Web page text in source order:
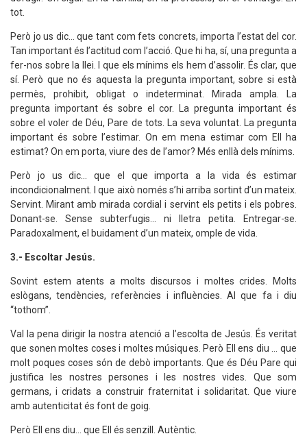
tot.
Però jo us dic... que tant com fets concrets, importa l’estat del cor.
Tan important és l’actitud com l’acció. Que hi ha, sí, una pregunta a
fer-nos sobre la llei. I que els mínims els hem d’assolir. És clar, que
sí. Però que no és aquesta la pregunta important, sobre si està
permès, prohibit, obligat o indeterminat. Mirada ampla. La
pregunta important és sobre el cor. La pregunta important és
sobre el voler de Déu, Pare de tots. La seva voluntat. La pregunta
important és sobre l’estimar. On em mena estimar com Ell ha
estimat? On em porta, viure des de l’amor? Més enllà dels mínims.
Però jo us dic... que el que importa a la vida és estimar
incondicionalment. I que això només s’hi arriba sortint d’un mateix.
Servint. Mirant amb mirada cordial i servint els petits i els pobres.
Donant-se. Sense subterfugis... ni lletra petita. Entregar-se.
Paradoxalment, el buidament d’un mateix, omple de vida.
3.- Escoltar Jesús.
Sovint estem atents a molts discursos i moltes crides. Molts
eslògans, tendències, referències i influències. Al que fa i diu
“tothom”.
Val la pena dirigir la nostra atenció a l’escolta de Jesús. És veritat
que sonen moltes coses i moltes músiques. Però Ell ens diu ... que
molt poques coses són de debò importants. Que és Déu Pare qui
justifica les nostres persones i les nostres vides. Que som
germans, i cridats a construir fraternitat i solidaritat. Que viure
amb autenticitat és font de goig.
Però Ell ens diu... que Ell és senzill. Autèntic.